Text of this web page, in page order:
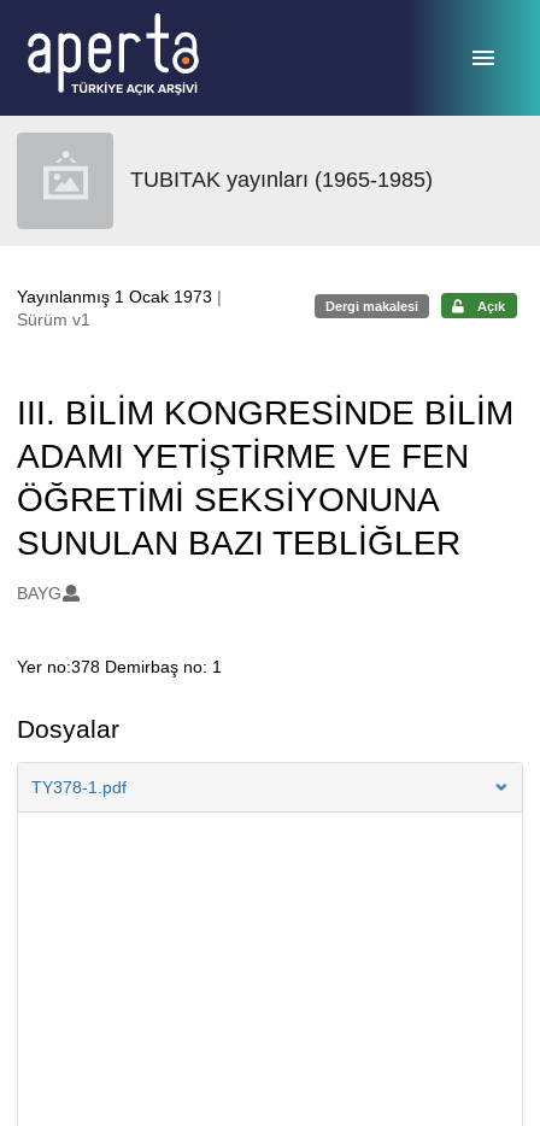
TUBITAK yayınları (1965-1985)
Yayınlanmış 1 Ocak 1973 |
Sürüm v1
Dergi makalesi Açık
III. BİLİM KONGRESİNDE BİLİM
ADAMI YETİŞTİRME VE FEN
ÖĞRETİMİ SEKSİYONUNA
SUNULAN BAZI TEBLİĞLER
Oluşturanlar
BAYG
Açıklama
Yer no:378 Demirbaş no: 1
Dosyalar
TY378-1.pdf